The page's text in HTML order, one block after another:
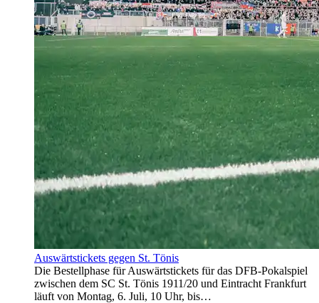
Auswärtstickets gegen St. Tönis
Die Bestellphase für Auswärtstickets für das DFB-Pokalspiel
zwischen dem SC St. Tönis 1911/20 und Eintracht Frankfurt
läuft von Montag, 6. Juli, 10 Uhr, bis…